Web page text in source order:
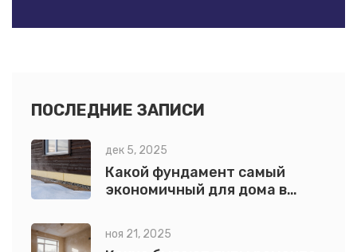
ПОСЛЕДНИЕ ЗАПИСИ
дек 5, 2025
Какой фундамент самый
экономичный для дома в
ноя 21, 2025